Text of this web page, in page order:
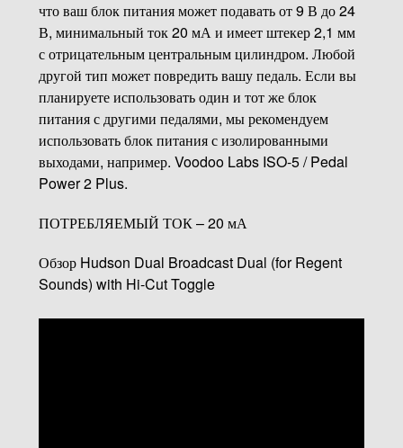
что ваш блок питания может подавать от 9 В до 24
В, минимальный ток 20 мА и имеет штекер 2,1 мм
с отрицательным центральным цилиндром. Любой
другой тип может повредить вашу педаль. Если вы
планируете использовать один и тот же блок
питания с другими педалями, мы рекомендуем
использовать блок питания с изолированными
выходами, например. Voodoo Labs ISO-5 / Pedal
Power 2 Plus.
ПОТРЕБЛЯЕМЫЙ ТОК – 20 мА
Обзор Hudson Dual Broadcast Dual (for Regent
Sounds) with Hi-Cut Toggle